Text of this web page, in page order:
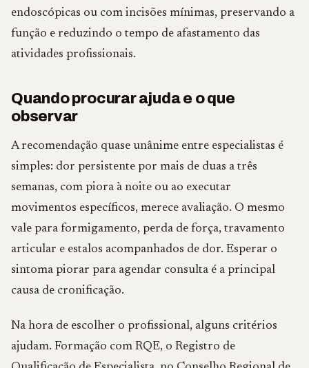
endoscópicas ou com incisões mínimas, preservando a
função e reduzindo o tempo de afastamento das
atividades profissionais.
Quando procurar ajuda e o que
observar
A recomendação quase unânime entre especialistas é
simples: dor persistente por mais de duas a três
semanas, com piora à noite ou ao executar
movimentos específicos, merece avaliação. O mesmo
vale para formigamento, perda de força, travamento
articular e estalos acompanhados de dor. Esperar o
sintoma piorar para agendar consulta é a principal
causa de cronificação.
Na hora de escolher o profissional, alguns critérios
ajudam. Formação com RQE, o Registro de